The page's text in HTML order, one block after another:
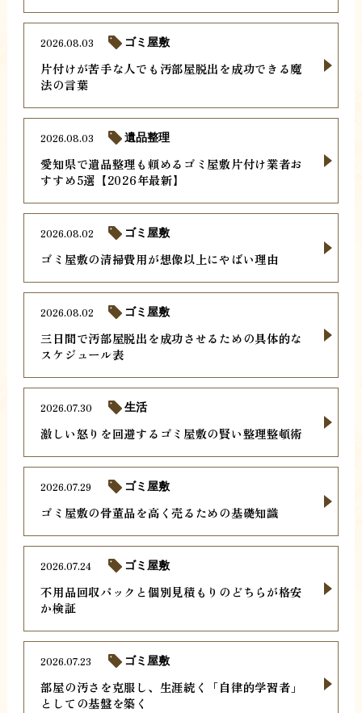
片付けが苦手な人でも汚部屋脱出を成功できる魔
法の言葉
2026.08.03 ゴミ屋敷
愛知県で遺品整理も頼めるゴミ屋敷片付け業者お
すすめ5選【2026年最新】
2026.08.03 遺品整理
ゴミ屋敷の清掃費用が想像以上にやばい理由
2026.08.02 ゴミ屋敷
三日間で汚部屋脱出を成功させるための具体的な
スケジュール表
2026.08.02 ゴミ屋敷
激しい怒りを回避するゴミ屋敷の賢い整理整頓術
2026.07.30 生活
ゴミ屋敷の骨董品を高く売るための基礎知識
2026.07.29 ゴミ屋敷
不用品回収パックと個別見積もりのどちらが格安
か検証
2026.07.24 ゴミ屋敷
部屋の汚さを克服し、生涯続く「自律的学習者」
としての基盤を築く
2026.07.23 ゴミ屋敷